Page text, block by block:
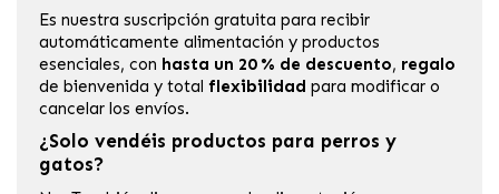
Es nuestra suscripción gratuita para recibir
automáticamente alimentación y productos
esenciales, con hasta un 20 % de descuento, regalo
de bienvenida y total flexibilidad para modificar o
cancelar los envíos.
¿Solo vendéis productos para perros y
gatos?